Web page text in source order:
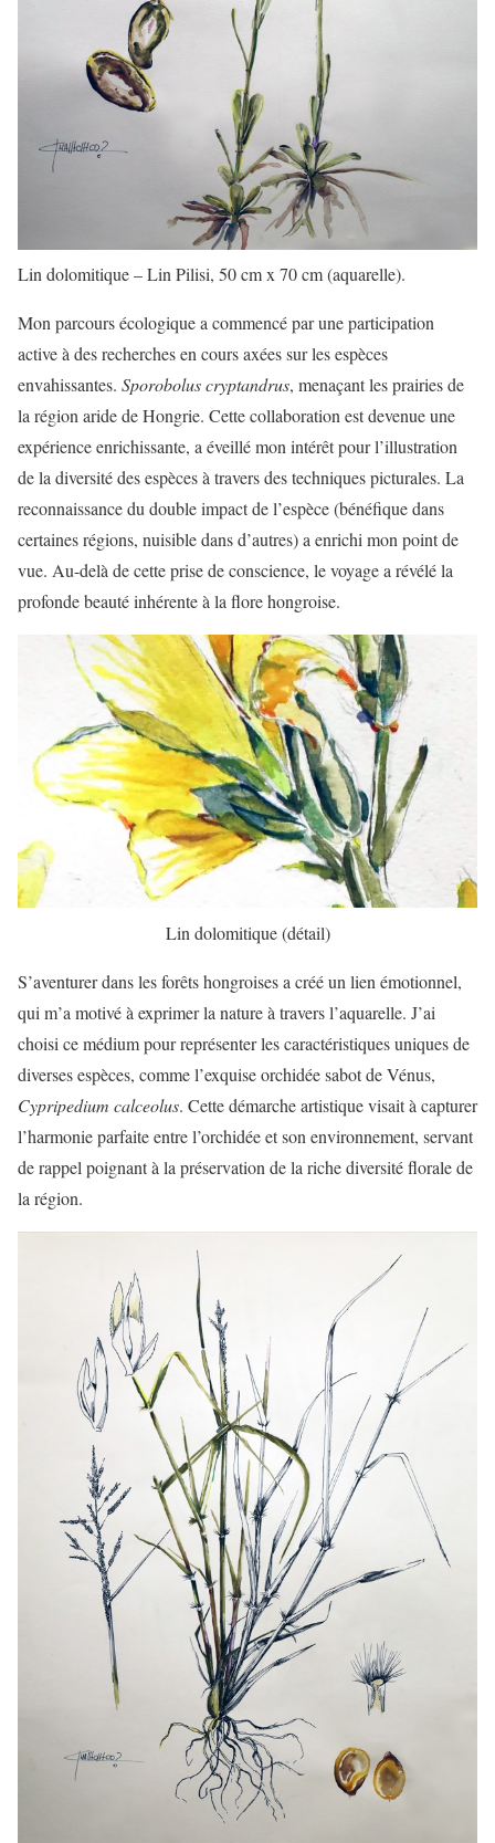
Lin dolomitique – Lin Pilisi, 50 cm x 70 cm (aquarelle).
Mon parcours écologique a commencé par une participation
active à des recherches en cours axées sur les espèces
envahissantes. Sporobolus cryptandrus, menaçant les prairies de
la région aride de Hongrie. Cette collaboration est devenue une
expérience enrichissante, a éveillé mon intérêt pour l’illustration
de la diversité des espèces à travers des techniques picturales. La
reconnaissance du double impact de l’espèce (bénéfique dans
certaines régions, nuisible dans d’autres) a enrichi mon point de
vue. Au-delà de cette prise de conscience, le voyage a révélé la
profonde beauté inhérente à la flore hongroise.
Lin dolomitique (détail)
S’aventurer dans les forêts hongroises a créé un lien émotionnel,
qui m’a motivé à exprimer la nature à travers l’aquarelle. J’ai
choisi ce médium pour représenter les caractéristiques uniques de
diverses espèces, comme l’exquise orchidée sabot de Vénus,
Cypripedium calceolus. Cette démarche artistique visait à capturer
l’harmonie parfaite entre l’orchidée et son environnement, servant
de rappel poignant à la préservation de la riche diversité florale de
la région.